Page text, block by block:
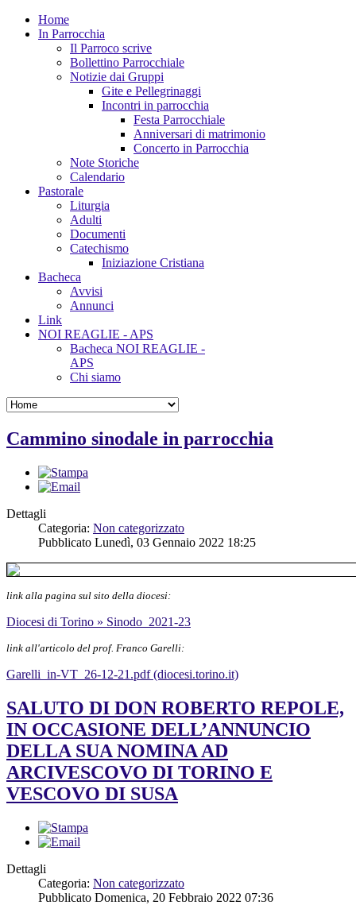
Home
In Parrocchia
Il Parroco scrive
Bollettino Parrocchiale
Notizie dai Gruppi
Gite e Pellegrinaggi
Incontri in parrocchia
Festa Parrocchiale
Anniversari di matrimonio
Concerto in Parrocchia
Note Storiche
Calendario
Pastorale
Liturgia
Adulti
Documenti
Catechismo
Iniziazione Cristiana
Bacheca
Avvisi
Annunci
Link
NOI REAGLIE - APS
Bacheca NOI REAGLIE -
APS
Chi siamo
Cammino sinodale in parrocchia
Dettagli
Categoria: Non categorizzato
Pubblicato Lunedì, 03 Gennaio 2022 18:25
link alla pagina sul sito della diocesi:
Diocesi di Torino » Sinodo_2021-23
link all'articolo del prof. Franco Garelli:
Garelli_in-VT_26-12-21.pdf (diocesi.torino.it)
SALUTO DI DON ROBERTO REPOLE,
IN OCCASIONE DELL’ANNUNCIO
DELLA SUA NOMINA AD
ARCIVESCOVO DI TORINO E
VESCOVO DI SUSA
Dettagli
Categoria: Non categorizzato
Pubblicato Domenica, 20 Febbraio 2022 07:36